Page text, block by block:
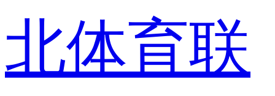
北体育联